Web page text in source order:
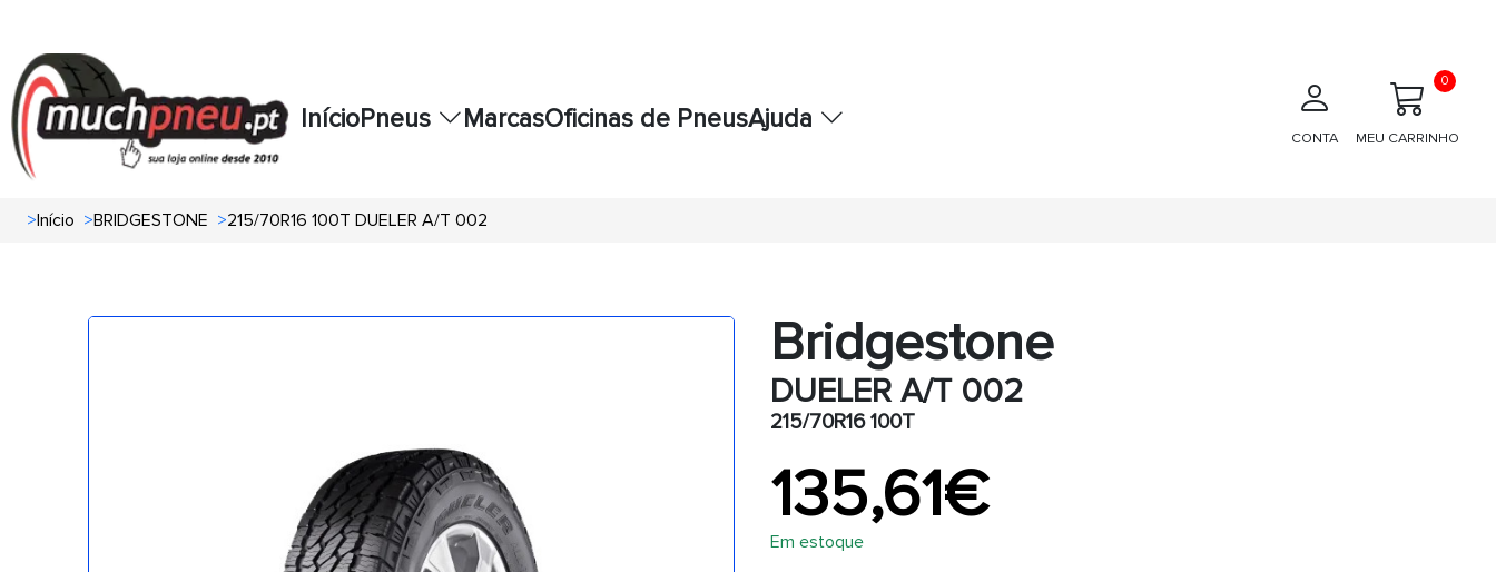
InícioPneus MarcasOficinas de PneusAjuda
CONTA MEU CARRINHO
0
>Início >BRIDGESTONE >215/70R16 100T DUELER A/T 002
Bridgestone
DUELER A/T 002
215/70R16 100T
135,61€
Em estoque